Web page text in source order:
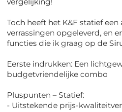
Toch heeft het K&F statief
verrassingen opgeleverd, en
functies die ik graag op de
Eerste indrukken: Een
budgetvriendelijke combo
Pluspunten – Statief:
- Uitstekende prijs-